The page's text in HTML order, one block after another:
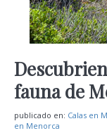
fauna de
publicado en: Calas en
en Menorca